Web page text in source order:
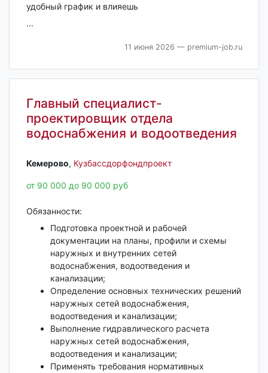
удобный график и влияешь
...
11 июня 2026 — premium-job.ru
Главный специалист-
проектировщик отдела
водоснабжения и водоотведения
Кемерово‎, Кузбассдорфондпроект
от 90 000 до 90 000 руб
Обязанности:
Подготовка проектной и рабочей
документации на планы, профили и схемы
наружных и внутренних сетей
водоснабжения, водоотведения и
канализации;
Определение основных технических решений
наружных сетей водоснабжения,
водоотведения и канализации;
Выполнение гидравлического расчета
наружных сетей водоснабжения,
водоотведения и канализации;
Применять требования нормативных